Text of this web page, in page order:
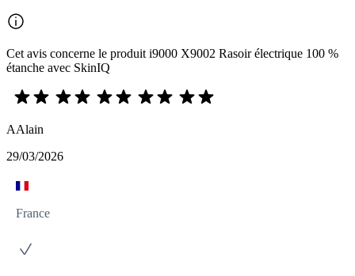
Cet avis concerne le produit i9000 X9002 Rasoir électrique 100 %
étanche avec SkinIQ
AAlain
29/03/2026
France